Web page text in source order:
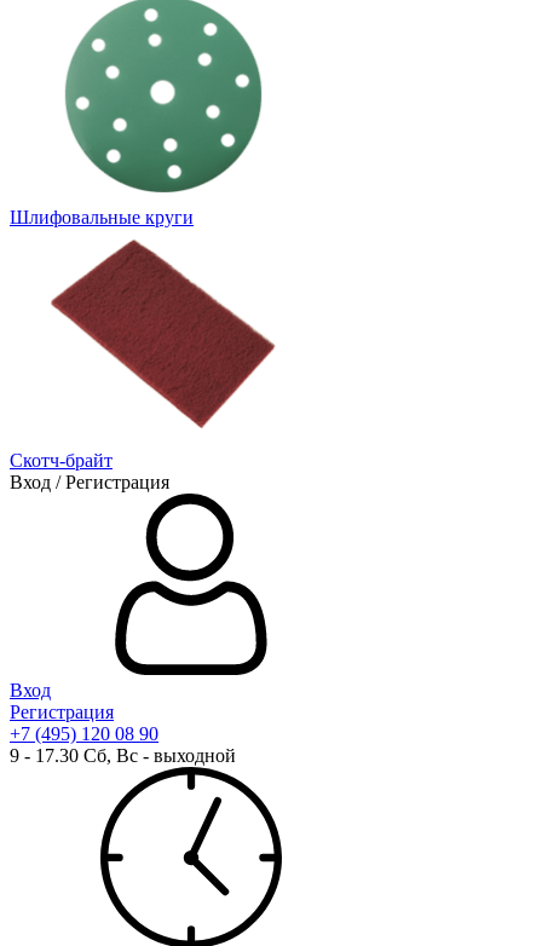
Шлифовальные круги
Скотч-брайт
Вход / Регистрация
Вход
Регистрация
+7 (495) 120 08 90
9 - 17.30 Сб, Вс - выходной